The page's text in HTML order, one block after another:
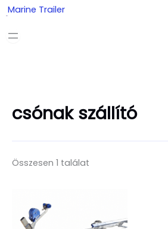
Skip
to
content
Marine Trailer
csónak szállító
Összesen 1 találat